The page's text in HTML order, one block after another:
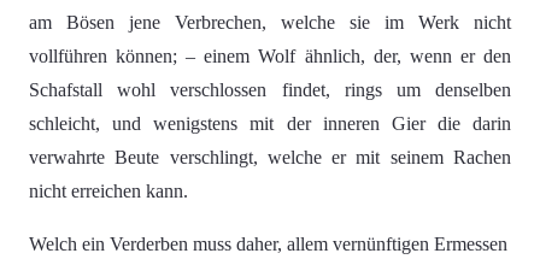
am Bösen jene Verbrechen, welche sie im Werk nicht
vollführen können; – einem Wolf ähnlich, der, wenn er den
Schafstall wohl verschlossen findet, rings um denselben
schleicht, und wenigstens mit der inneren Gier die darin
verwahrte Beute verschlingt, welche er mit seinem Rachen
nicht erreichen kann.
Welch ein Verderben muss daher, allem vernünftigen Ermessen